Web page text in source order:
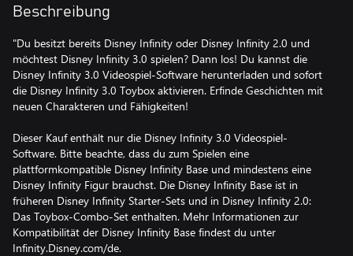
Beschreibung
"Du besitzt bereits Disney Infinity oder Disney Infinity 2.0 und
möchtest Disney Infinity 3.0 spielen? Dann los! Du kannst die
Disney Infinity 3.0 Videospiel-Software herunterladen und sofort
die Disney Infinity 3.0 Toybox aktivieren. Erfinde Geschichten mit
neuen Charakteren und Fähigkeiten!
Dieser Kauf enthält nur die Disney Infinity 3.0 Videospiel-
Software. Bitte beachte, dass du zum Spielen eine
plattformkompatible Disney Infinity Base und mindestens eine
Disney Infinity Figur brauchst. Die Disney Infinity Base ist in
früheren Disney Infinity Starter-Sets und in Disney Infinity 2.0:
Das Toybox-Combo-Set enthalten. Mehr Informationen zur
Kompatibilität der Disney Infinity Base findest du unter
Infinity.Disney.com/de.